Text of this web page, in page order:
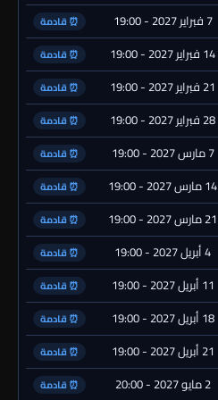
7 فبراير 2027 - 19:00 ⏰ قادمة
14 فبراير 2027 - 19:00 ⏰ قادمة
21 فبراير 2027 - 19:00 ⏰ قادمة
28 فبراير 2027 - 19:00 ⏰ قادمة
7 مارس 2027 - 19:00 ⏰ قادمة
14 مارس 2027 - 19:00 ⏰ قادمة
21 مارس 2027 - 19:00 ⏰ قادمة
4 أبريل 2027 - 19:00 ⏰ قادمة
11 أبريل 2027 - 19:00 ⏰ قادمة
18 أبريل 2027 - 19:00 ⏰ قادمة
21 أبريل 2027 - 19:00 ⏰ قادمة
2 مايو 2027 - 20:00 ⏰ قادمة